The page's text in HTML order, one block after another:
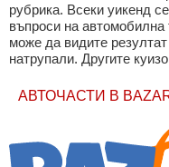
рубрика. Всеки уикенд
въпроси на автомобилна
може да видите резултат
натрупали. Другите
АВТОЧАСТИ В